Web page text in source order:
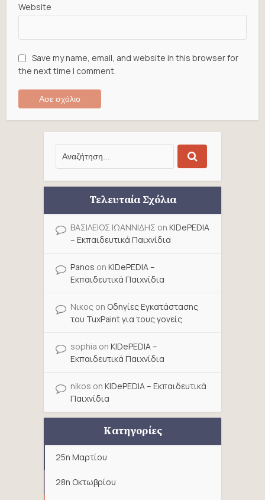
Website
Save my name, email, and website in this browser for
the next time I comment.
Τελευταία Σχόλια
ΒΑΣΙΛΕΙΟΣ ΙΩΑΝΝΙΔΗΣ on KIDePEDIA
– Εκπαιδευτικά Παιχνίδια
Panos on KIDePEDIA –
Εκπαιδευτικά Παιχνίδια
Νικος on Οδηγίες Εγκατάστασης
του TuxPaint για τους γονείς
sophia on KIDePEDIA –
Εκπαιδευτικά Παιχνίδια
nikos on KIDePEDIA – Εκπαιδευτικά
Παιχνίδια
Κατηγορίες
25η Μαρτίου
28η Οκτωβρίου